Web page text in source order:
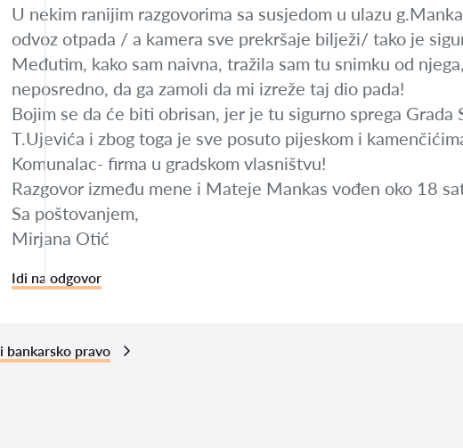
U nekim ranijim razgovorima sa susjedom u ulazu
odvoz otpada / a kamera sve prekršaje bilježi/ tako je
Međutim, kako sam naivna, tražila sam tu snimku od
neposredno, da ga zamoli da mi izreže taj dio pada!
Bojim se da će biti obrisan, jer je tu sigurno sprega
T.Ujevića i zbog toga je sve posuto pijeskom i
Komunalac- firma u gradskom vlasništvu!
Razgovor između mene i Mateje Mankas vođen oko 18
Sa poštovanjem,
Mirjana Otić
Idi na odgovor
bankarsko pravo